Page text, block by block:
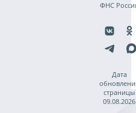
ФНС
Дата
страницы
09.08.2026